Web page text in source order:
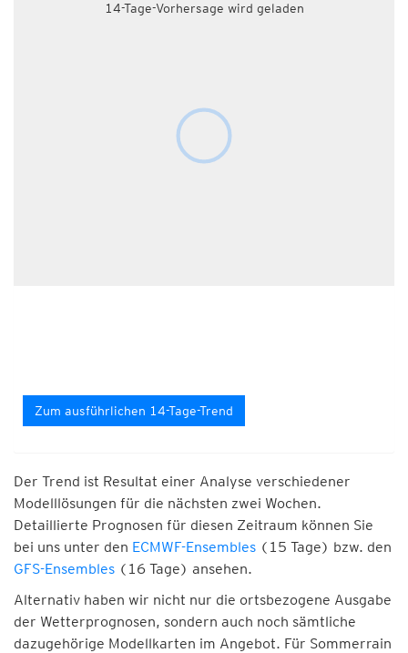
14-Tage-Vorhersage wird geladen
Zum ausführlichen 14-Tage-Trend
Der Trend ist Resultat einer Analyse verschiedener
Modelllösungen für die nächsten zwei Wochen.
Detaillierte Prognosen für diesen Zeitraum können Sie
bei uns unter den ECMWF-Ensembles (15 Tage) bzw. den
GFS-Ensembles (16 Tage) ansehen.
Alternativ haben wir nicht nur die ortsbezogene Ausgabe
der Wetterprognosen, sondern auch noch sämtliche
dazugehörige Modellkarten im Angebot. Für Sommerrain